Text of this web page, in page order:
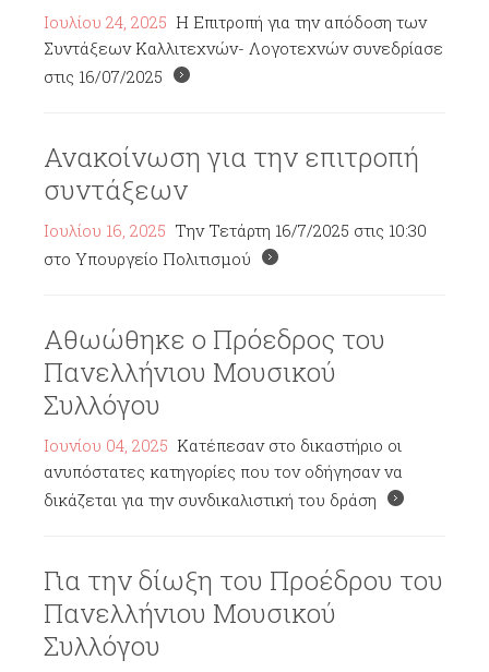
Ιουλίου 24, 2025 Η Επιτροπή για την απόδοση των
Συντάξεων Καλλιτεχνών- Λογοτεχνών συνεδρίασε
στις 16/07/2025
Ανακοίνωση για την επιτροπή
συντάξεων
Ιουλίου 16, 2025 Την Τετάρτη 16/7/2025 στις 10:30
στο Υπουργείο Πολιτισμού
Αθωώθηκε ο Πρόεδρος του
Πανελλήνιου Μουσικού
Συλλόγου
Ιουνίου 04, 2025 Κατέπεσαν στο δικαστήριο οι
ανυπόστατες κατηγορίες που τον οδήγησαν να
δικάζεται για την συνδικαλιστική του δράση
Για την δίωξη του Προέδρου του
Πανελλήνιου Μουσικού
Συλλόγου